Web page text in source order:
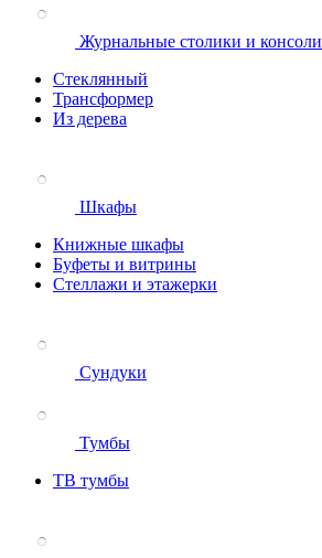
Журнальные столики и консоли
Стеклянный
Трансформер
Из дерева
Шкафы
Книжные шкафы
Буфеты и витрины
Стеллажи и этажерки
Сундуки
Тумбы
ТВ тумбы